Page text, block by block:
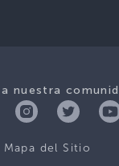
nuestra
Mapa del Sitio